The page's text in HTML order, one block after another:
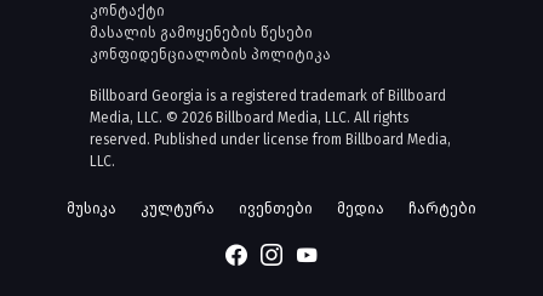
კონტაქტი
მასალის გამოყენების წესები
კონფიდენციალობის პოლიტიკა
Billboard Georgia is a registered trademark of Billboard
Media, LLC. © 2026 Billboard Media, LLC. All rights
reserved. Published under license from Billboard Media,
LLC.
მუსიკა კულტურა ივენთები მედია ჩარტები